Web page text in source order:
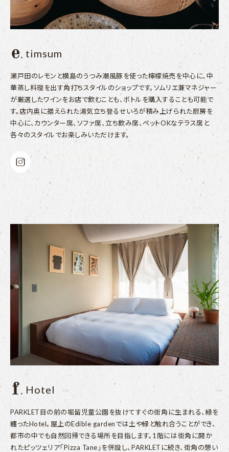
timsum
瀬戸田のレモンと横島のうつみ潮風豚を使った檸檬焼売を中心に、中
華蒸し料理を出す角打ちスタイルのショップです。ソムリエ兼マネジャー
が厳選したワインをお店で飲むことも、ボトルを購入することも可能で
す。店内奥に据えられた湯気立ち登るせいろが積み上げられた厨房を
中心に、カウンター席、ソファ席、立ち飲み席、ペットOKなテラス席と
各々のスタイルでお楽しみいただけます。
Hotel
PARKLET目の前の堀留児童公園を抜けてすぐの街角に生まれる、緑を
纏ったHotel。屋上のEdible gardenでは土や緑と触れ合うことができ、
都市の中でも自然回帰できる場所を目指します。1階には街角に開か
れたピッツェリア「Pizza Tane」を併設し、PARKLETに続き、街角の憩い